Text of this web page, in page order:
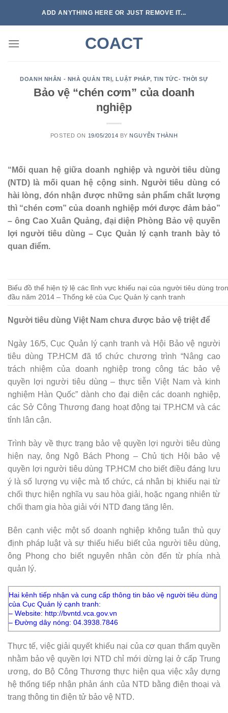
ADD ANYTHING HERE OR JUST REMOVE IT...
COACT
DOANH NHÂN - NHÀ QUẢN TRỊ,LUẬT PHÁP, TIN TỨC- THỜI SỰ
Bảo vệ “chén cơm” của doanh
nghiệp
POSTED ON 19/05/2014 BY NGUYỄN THÀNH
“Mối quan hệ giữa doanh nghiệp và người tiêu dùng
(NTD) là mối quan hệ cộng sinh. Người tiêu dùng có
hài lòng, đón nhận được những sản phẩm chất lượng
thì “chén cơm” của doanh nghiệp mới được đảm bảo”
– ông Cao Xuân Quảng, đại diện Phòng Bảo vệ quyền
lợi người tiêu dùng – Cục Quản lý cạnh tranh bày tỏ
quan điểm.
Biểu đồ thể hiện tỷ lệ các lĩnh vực khiếu nại của người tiêu dùng
đầu năm 2014 – Thống kê của Cục Quản lý cạnh tranh
Người tiêu dùng Việt Nam chưa được bảo vệ triệt để
Ngày 16/5, Cục Quản lý cạnh tranh và Hội Bảo vệ người
tiêu dùng TP.HCM đã tổ chức chương trình “Nâng cao
trách nhiệm của doanh nghiệp trong công tác bảo vệ
quyền lợi người tiêu dùng – thực tiễn Việt Nam và kinh
nghiệm Hàn Quốc” dành cho đại diện các doanh nghiệp,
các Sở Công Thương đang hoạt động tại TP.HCM và các
tỉnh lân cận.
Trình bày về thực trạng bảo vệ quyền lợi người tiêu dùng
hiện nay, ông Ngô Bách Phong – Chủ tịch Hội bảo vệ
quyền lợi người tiêu dùng TP.HCM cho biết điều đáng lưu
ý là số lượng vụ việc mà tổ chức, cá nhân bị khiếu nại từ
chối thực hiện nghĩa vụ sau hòa giải, hoặc ngang nhiên từ
chối tham gia hòa giải với NTD đang tăng lên.
Bên cạnh việc một số doanh nghiệp không tuân thủ quy
định pháp luật và sự thiếu hiểu biết của người tiêu dùng,
ông Phong cho biết nguyên nhân còn đến từ phía nhà
quản lý.
Hai kênh tiếp nhận và cung cấp thông tin bảo vệ người tiêu dùng
của Cục Quản lý cạnh tranh:
– Website: http://bvntd.vca.gov.vn
– Đường dây nóng: 04.3938.7846
Thực tế, việc giải quyết khiếu nại của cơ quan thẩm quyền
nhằm bảo vệ quyền lợi NTD chỉ mới dừng lại ở cấp Trung
ương, do Bộ Công Thương thực hiện qua việc xây dựng
hệ thống tiếp nhận phản ánh của NTD bằng điện thoại và
trang thông tin điện tử bảo vệ NTD.